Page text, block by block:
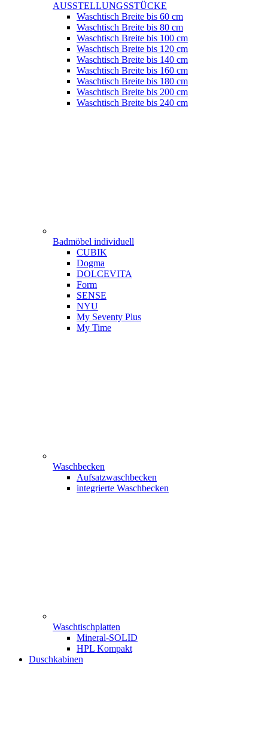
AUSSTELLUNGSSTÜCKE
Waschtisch Breite bis 60 cm
Waschtisch Breite bis 80 cm
Waschtisch Breite bis 100 cm
Waschtisch Breite bis 120 cm
Waschtisch Breite bis 140 cm
Waschtisch Breite bis 160 cm
Waschtisch Breite bis 180 cm
Waschtisch Breite bis 200 cm
Waschtisch Breite bis 240 cm
Badmöbel individuell
CUBIK
Dogma
DOLCEVITA
Form
SENSE
NYU
My Seventy Plus
My Time
Waschbecken
Aufsatzwaschbecken
integrierte Waschbecken
Waschtischplatten
Mineral-SOLID
HPL Kompakt
Duschkabinen